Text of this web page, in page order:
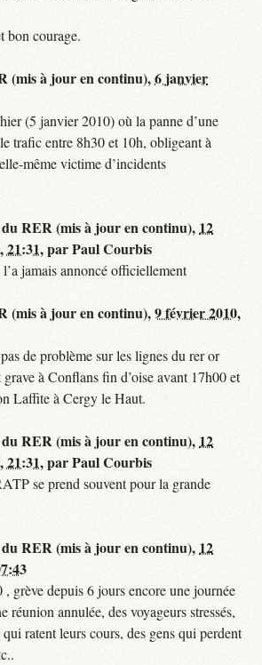
bon courage.
(mis à jour en continu),6 janvier
(5 janvier 2010) où la panne d’une
trafic entre 8h30 et 10h, obligeant à
même victime d’incidents
RER (mis à jour en continu), 12
21:31,parPaul Courbis
jamais annoncé officiellement
(mis à jour en continu),9 février 2010,
de problème sur les lignes du rer or
à Conflans fin d’oise avant 17h00 et
Laffite à Cergy le Haut.
RER (mis à jour en continu), 12
21:31,parPaul Courbis
se prend souvent pour la grande
RER (mis à jour en continu), 12
, grève depuis 6 jours encore une journée
réunion annulée, des voyageurs stressés,
qui ratent leurs cours, des gens qui perdent